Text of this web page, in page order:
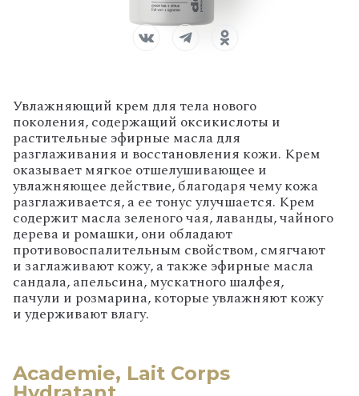
Увлажняющий крем для тела нового
поколения, содержащий оксикислоты и
растительные эфирные масла для
разглаживания и восстановления кожи. Крем
оказывает мягкое отшелушивающее и
увлажняющее действие, благодаря чему кожа
разглаживается, а ее тонус улучшается. Крем
содержит масла зеленого чая, лаванды, чайного
дерева и ромашки, они обладают
противовоспалительным свойством, смягчают
и заглаживают кожу, а также эфирные масла
сандала, апельсина, мускатного шалфея,
пачули и розмарина, которые увлажняют кожу
и удерживают влагу.
Academie, Lait Corps